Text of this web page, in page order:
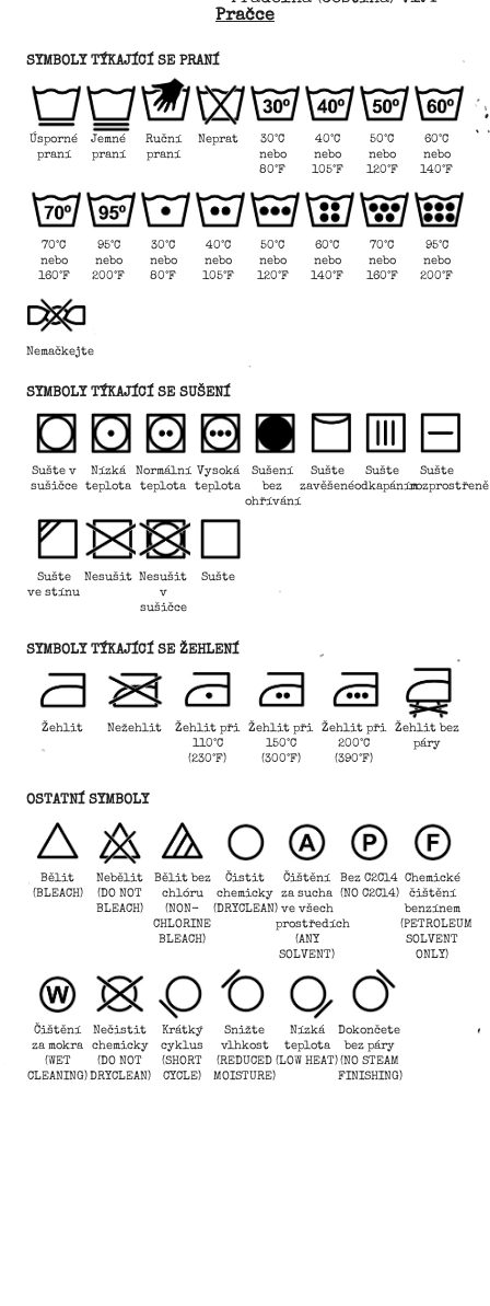
Pračce
SYMBOLY TÝKAJÍCÍ SE PRANÍ
Úsporné
praní
Jemné
praní
Ruční
praní
Neprat
30°C
nebo
80°F
40°C
nebo
105°F
50°C
nebo
120°F
60°C
nebo
140°F
70°C
nebo
160°F
95°C
nebo
200°F
30°C
nebo
80°F
40°C
nebo
105°F
50°C
nebo
120°F
60°C
nebo
140°F
70°C
nebo
160°F
95°C
nebo
200°F
Nemačkejte
SYMBOLY TÝKAJÍCÍ SE SUŠENÍ
Sušte v
sušičce
Nízká
teplota
Normální
teplota
Vysoká
teplota
Sušení
bez
ohřívání
Sušte
zavěšené
Sušte
odkapáním
Sušte
rozprostřeně
Sušte
ve stínu
Nesušit Nesušit
v
sušičce
Sušte
SYMBOLY TÝKAJÍCÍ SE ŽEHLENÍ
Žehlit Nežehlit
Žehlit při
110°C
(230°F)
Žehlit při
150°C
(300°F)
Žehlit při
200°C
(390°F)
Žehlit bez
páry
OSTATNÍ SYMBOLY
Bělit
(BLEACH)
Nebělit
(DO NOT
BLEACH)
Bělit bez
chlóru
(NON-
CHLORINE
BLEACH)
Čistit
chemicky
(DRYCLEAN)
Čištění
za sucha
ve všech
prostředích
(ANY
SOLVENT)
Bez C2Cl4
(NO C2Cl4)
Chemické
čištění
benzínem
(PETROLEUM
SOLVENT
ONLY)
Čištění
za mokra
(WET
CLEANING)
Nečistit
chemicky
(DO NOT
DRYCLEAN)
Krátký
cyklus
(SHORT
CYCLE)
Snižte
vlhkost
(REDUCED
MOISTURE)
Nízká
teplota
(LOW HEAT)
Dokončete
bez páry
(NO STEAM
FINISHING)